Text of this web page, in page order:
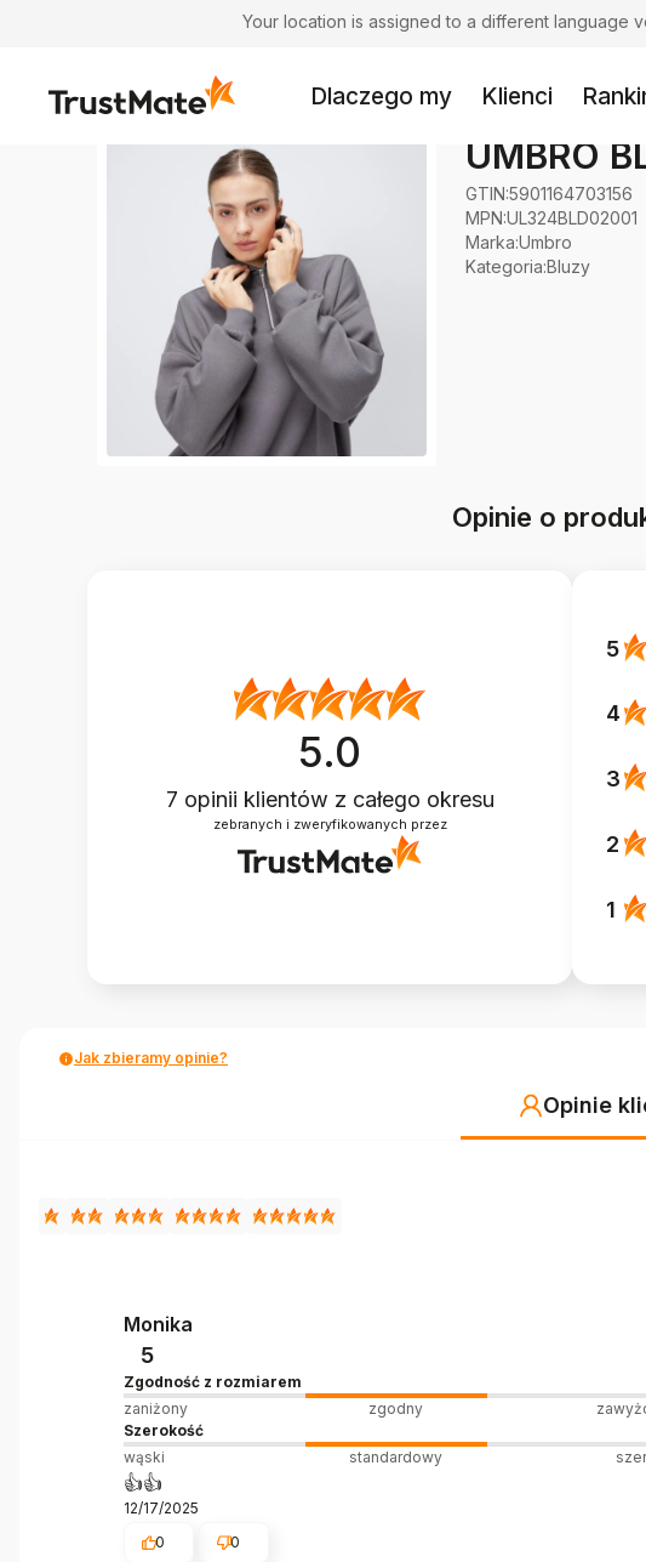
Your location is assigned to a different language
Dlaczego my Klienci
UMBRO
GTIN:5901164703156
MPN:UL324BLD02001
Marka:Umbro
Kategoria:Bluzy
Opinie o
5.0
7 opinii klientów z całego okresu
zebranych i zweryfikowanych przez
5
4
3
2
1
Jak zbieramy opinie?
Opinie
Monika
5
Zgodność z rozmiarem
zaniżony
zgodny
Szerokość
wąski
standardowy
👍️👍️
12/17/2025
0
0